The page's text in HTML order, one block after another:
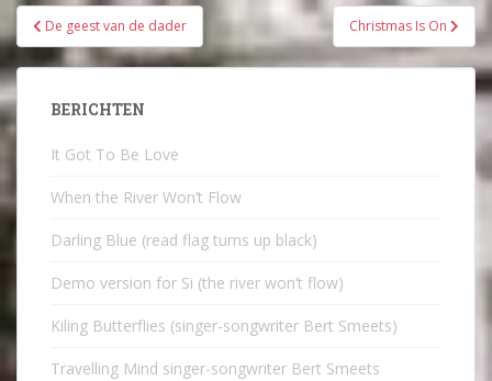
Bericht
navigatie
De geest van de dader Christmas Is On
BERICHTEN
It Got To Be Love
When the River Won’t Flow
Darling Blue (read flag turns up black)
Demo version for Si (the river won’t flow)
Kiling Butterflies (singer-songwriter Bert Smeets)
Travelling Mind singer-songwriter Bert Smeets